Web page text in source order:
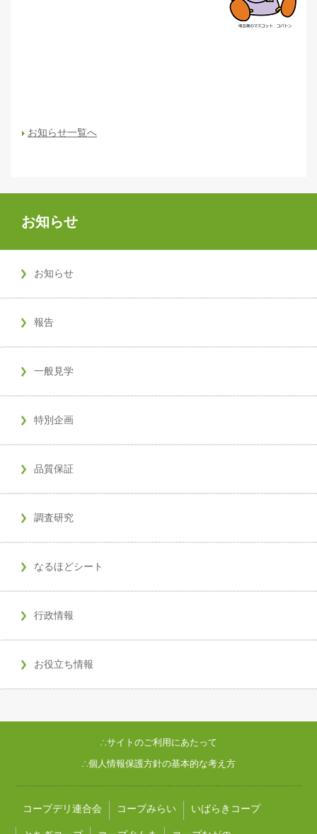
お知らせ一覧へ
お知らせ
お知らせ
報告
一般見学
特別企画
品質保証
調査研究
なるほどシート
行政情報
お役立ち情報
∴サイトのご利用にあたって
∴個人情報保護方針の基本的な考え方
コープデリ連合会 コープみらい いばらきコープ